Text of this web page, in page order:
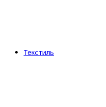
Текстиль